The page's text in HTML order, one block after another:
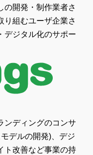
の開発・制作業者さ
り組むユーザ企業さ
デジタル化のサポー
ンディングのコンサ
デルの開発)、デジ
ト改善など事業の持